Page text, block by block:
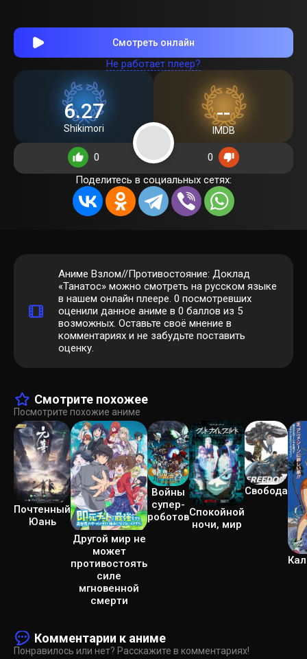
Смотреть онлайн
Не работает плеер?
6.27
Shikimori
--
IMDB
0
0
Поделитесь в социальных сетях:
Аниме Взлом//Противостояние: Доклад
«Танатос» можно смотреть на русском языке
в нашем онлайн плеере. 0 посмотревших
оценили данное аниме в 0 баллов из 5
возможных. Оставьте своё мнение в
комментариях и не забудьте поставить
оценку.
Смотрите похожее
Посмотрите похожие аниме
Почтенный
Юань
Другой мир не
может
противостоять
силе
мгновенной
смерти
Войны
супер-
роботовСпокойной
ночи, мир
Свобода
Комментарии к аниме
Понравилось или нет? Расскажите в комментариях!